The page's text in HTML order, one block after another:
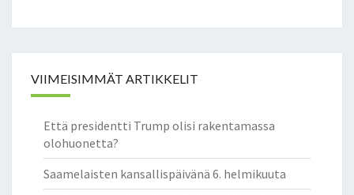
2
1
VIIMEISIMMÄT ARTIKKELIT
Että presidentti Trump olisi rakentamassa
olohuonetta?
Saamelaisten kansallispäivänä 6. helmikuuta